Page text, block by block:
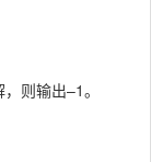
则输出–1。